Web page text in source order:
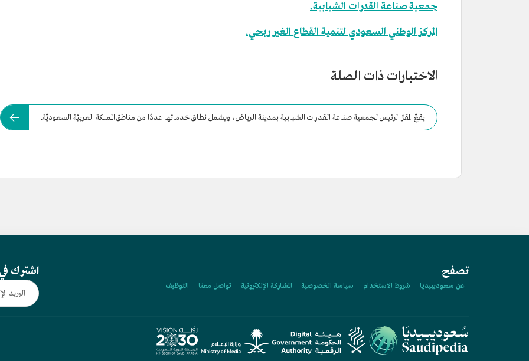
جمعية صناعة القدرات الشبابية.
المركز الوطني السعودي لتنمية القطاع الغير ربحي.
الاختبارات ذات الصلة
يقعّ المقرّ الرئيس لجمعية صناعة القدرات الشبابية بمدينة الرياض، ويشمل نطاق خدماتها عددًا من مناطق المملكة العربيّة السعوديّة.
تصفح
عن سعوديبيديا شروط الاستخدام سياسة الخصوصية المشاركة الإلكترونية تواصل معنا التوظيف
اشترك